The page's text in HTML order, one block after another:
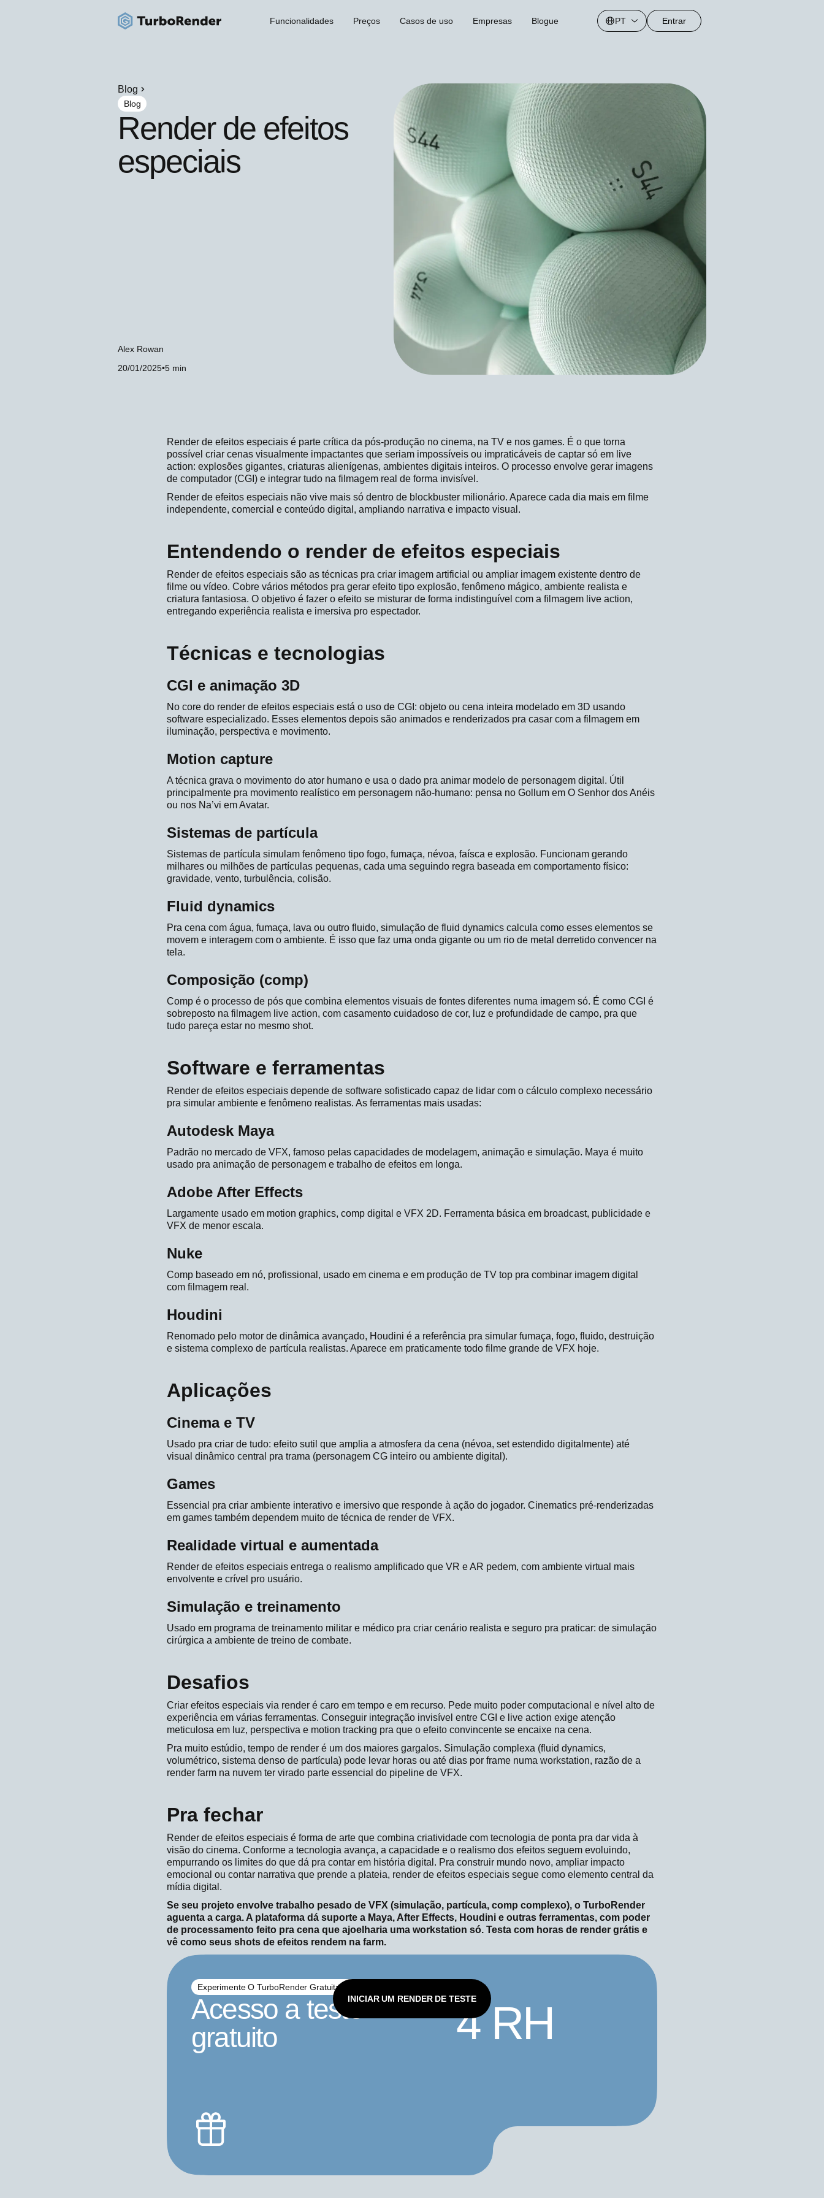
Funcionalidades Preços Casos de uso Empresas Blogue PT Entrar
Blog
Blog
Render de efeitos
especiais
Alex Rowan
20/01/2025•5 min
Render de efeitos especiais é parte crítica da pós-produção no cinema, na TV e nos games. É o que torna
possível criar cenas visualmente impactantes que seriam impossíveis ou impraticáveis de captar só em live
action: explosões gigantes, criaturas alienígenas, ambientes digitais inteiros. O processo envolve gerar imagens
de computador (CGI) e integrar tudo na filmagem real de forma invisível.
Render de efeitos especiais não vive mais só dentro de blockbuster milionário. Aparece cada dia mais em filme
independente, comercial e conteúdo digital, ampliando narrativa e impacto visual.
Entendendo o render de efeitos especiais
Render de efeitos especiais são as técnicas pra criar imagem artificial ou ampliar imagem existente dentro de
filme ou vídeo. Cobre vários métodos pra gerar efeito tipo explosão, fenômeno mágico, ambiente realista e
criatura fantasiosa. O objetivo é fazer o efeito se misturar de forma indistinguível com a filmagem live action,
entregando experiência realista e imersiva pro espectador.
Técnicas e tecnologias
CGI e animação 3D
No core do render de efeitos especiais está o uso de CGI: objeto ou cena inteira modelado em 3D usando
software especializado. Esses elementos depois são animados e renderizados pra casar com a filmagem em
iluminação, perspectiva e movimento.
Motion capture
A técnica grava o movimento do ator humano e usa o dado pra animar modelo de personagem digital. Útil
principalmente pra movimento realístico em personagem não-humano: pensa no Gollum em O Senhor dos Anéis
ou nos Na’vi em Avatar.
Sistemas de partícula
Sistemas de partícula simulam fenômeno tipo fogo, fumaça, névoa, faísca e explosão. Funcionam gerando
milhares ou milhões de partículas pequenas, cada uma seguindo regra baseada em comportamento físico:
gravidade, vento, turbulência, colisão.
Fluid dynamics
Pra cena com água, fumaça, lava ou outro fluido, simulação de fluid dynamics calcula como esses elementos se
movem e interagem com o ambiente. É isso que faz uma onda gigante ou um rio de metal derretido convencer na
tela.
Composição (comp)
Comp é o processo de pós que combina elementos visuais de fontes diferentes numa imagem só. É como CGI é
sobreposto na filmagem live action, com casamento cuidadoso de cor, luz e profundidade de campo, pra que
tudo pareça estar no mesmo shot.
Software e ferramentas
Render de efeitos especiais depende de software sofisticado capaz de lidar com o cálculo complexo necessário
pra simular ambiente e fenômeno realistas. As ferramentas mais usadas:
Autodesk Maya
Padrão no mercado de VFX, famoso pelas capacidades de modelagem, animação e simulação. Maya é muito
usado pra animação de personagem e trabalho de efeitos em longa.
Adobe After Effects
Largamente usado em motion graphics, comp digital e VFX 2D. Ferramenta básica em broadcast, publicidade e
VFX de menor escala.
Nuke
Comp baseado em nó, profissional, usado em cinema e em produção de TV top pra combinar imagem digital
com filmagem real.
Houdini
Renomado pelo motor de dinâmica avançado, Houdini é a referência pra simular fumaça, fogo, fluido, destruição
e sistema complexo de partícula realistas. Aparece em praticamente todo filme grande de VFX hoje.
Aplicações
Cinema e TV
Usado pra criar de tudo: efeito sutil que amplia a atmosfera da cena (névoa, set estendido digitalmente) até
visual dinâmico central pra trama (personagem CG inteiro ou ambiente digital).
Games
Essencial pra criar ambiente interativo e imersivo que responde à ação do jogador. Cinematics pré-renderizadas
em games também dependem muito de técnica de render de VFX.
Realidade virtual e aumentada
Render de efeitos especiais entrega o realismo amplificado que VR e AR pedem, com ambiente virtual mais
envolvente e crível pro usuário.
Simulação e treinamento
Usado em programa de treinamento militar e médico pra criar cenário realista e seguro pra praticar: de simulação
cirúrgica a ambiente de treino de combate.
Desafios
Criar efeitos especiais via render é caro em tempo e em recurso. Pede muito poder computacional e nível alto de
experiência em várias ferramentas. Conseguir integração invisível entre CGI e live action exige atenção
meticulosa em luz, perspectiva e motion tracking pra que o efeito convincente se encaixe na cena.
Pra muito estúdio, tempo de render é um dos maiores gargalos. Simulação complexa (fluid dynamics,
volumétrico, sistema denso de partícula) pode levar horas ou até dias por frame numa workstation, razão de a
render farm na nuvem ter virado parte essencial do pipeline de VFX.
Pra fechar
Render de efeitos especiais é forma de arte que combina criatividade com tecnologia de ponta pra dar vida à
visão do cinema. Conforme a tecnologia avança, a capacidade e o realismo dos efeitos seguem evoluindo,
empurrando os limites do que dá pra contar em história digital. Pra construir mundo novo, ampliar impacto
emocional ou contar narrativa que prende a plateia, render de efeitos especiais segue como elemento central da
mídia digital.
Se seu projeto envolve trabalho pesado de VFX (simulação, partícula, comp complexo), o TurboRender
aguenta a carga. A plataforma dá suporte a Maya, After Effects, Houdini e outras ferramentas, com poder
de processamento feito pra cena que ajoelharia uma workstation só. Testa com horas de render grátis e
vê como seus shots de efeitos rendem na farm.
Experimente O TurboRender Gratuitamente
Acesso a teste
gratuito
4 RH
INICIAR UM RENDER DE TESTE